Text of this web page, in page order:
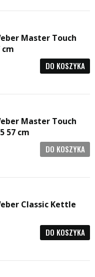
cm
DO KOSZYKA
57 cm
DO KOSZYKA
DO KOSZYKA